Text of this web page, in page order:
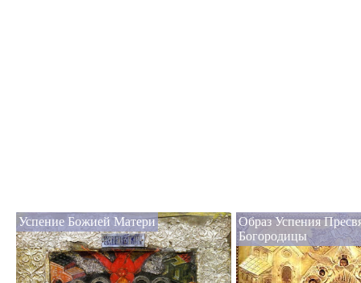
Успение Божией Матери
Образ Успения
Богородицы